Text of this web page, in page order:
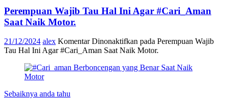
Perempuan Wajib Tau Hal Ini Agar #Cari_Aman
Saat Naik Motor.
21/12/2024 alex Komentar Dinonaktifkan pada Perempuan Wajib
Tau Hal Ini Agar #Cari_Aman Saat Naik Motor.
Sebaiknya anda tahu